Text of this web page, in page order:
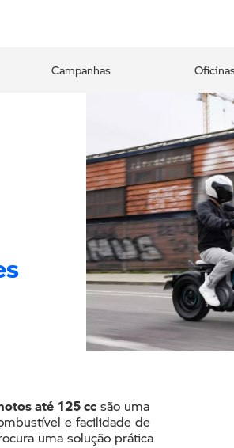
Campanhas
até 125 cc são uma
e facilidade de
uma solução prática